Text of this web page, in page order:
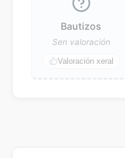
Bautizos
Sen valoración
Valoración xeral